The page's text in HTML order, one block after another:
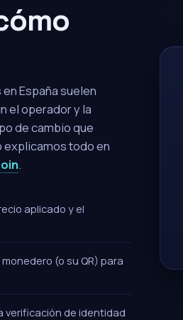
España suelen
el operador y la
de cambio que
explicamos todo en
.
aplicado y el
(o su QR) para
verificación de identidad